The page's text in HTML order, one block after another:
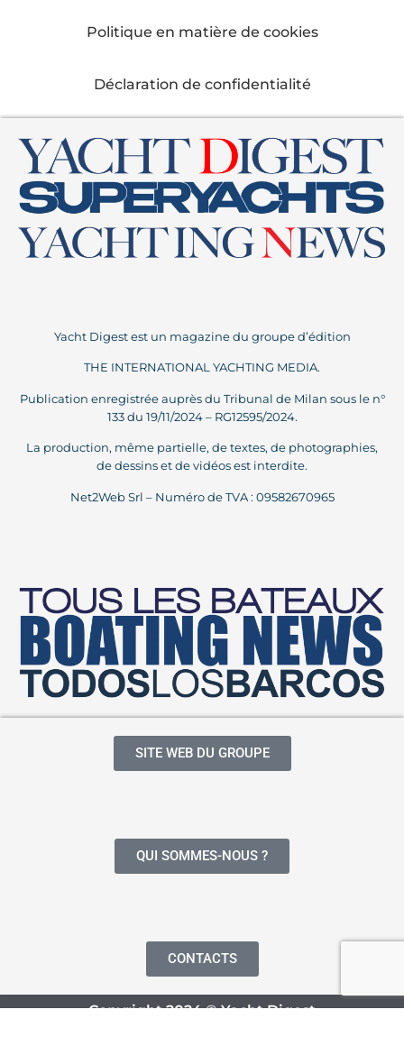
Politique en matière de cookies
Déclaration de confidentialité
Yacht Digest est un magazine du groupe d’édition
THE INTERNATIONAL YACHTING MEDIA.
Publication enregistrée auprès du Tribunal de Milan sous le n°
133 du 19/11/2024 – RG12595/2024.
La production, même partielle, de textes, de photographies,
de dessins et de vidéos est interdite.
Net2Web Srl – Numéro de TVA : 09582670965
SITE WEB DU GROUPE
QUI SOMMES-NOUS ?
CONTACTS
Copyright 2024 © Yacht Digest